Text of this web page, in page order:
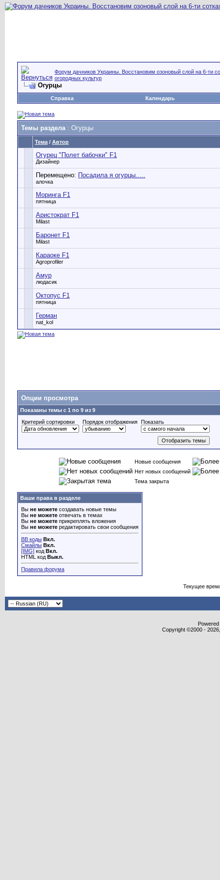
Форум дачников Украины. Восстановим озоновый слой на 6-ти
огородных культур
Огурцы
Справка Календарь
Темы раздела: Огурцы
Тема / Автор
Огурец "Полет бабочки" F1
Дизайнер
Перемещено: Посадила я огурцы.....
алочка
Моринга F1
пятница
Аристократ F1
Milast
Баронет F1
Milast
Караоке F1
Agroprofiler
Амур
людасик
Октопус F1
пятница
Герман
nat_kol
Опции просмотра
Показаны темы с 1 по 9 из 9
Критерий сортировки
Порядок отображения Показать
Новые сообщения
Нет новых сообщений
Тема закрыта
Ваши права в разделе
Вы не можете создавать новые темы
Вы не можете отвечать в темах
Вы не можете прикреплять вложения
Вы не можете редактировать свои сообщения
BB коды Вкл.
Смайлы Вкл.
[IMG] код Вкл.
HTML код Выкл.
Правила форума
Текущее
Copyright ©2000 -